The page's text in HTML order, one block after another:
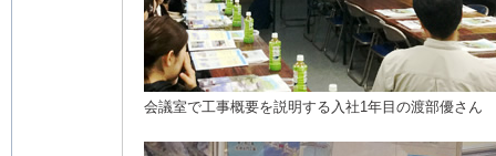
会議室で工事概要を説明する入社1年目の渡部優さん